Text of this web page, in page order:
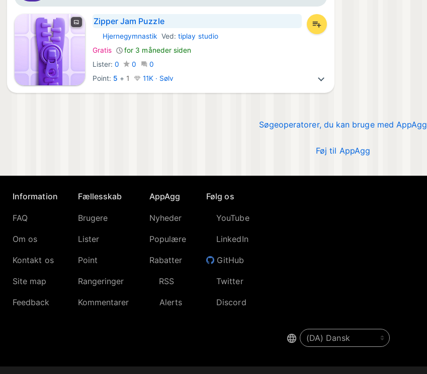
Zipper Jam Puzzle
iOS Spil:
Hjernegymnastik Ved:tiplay studio
Gratis
for 3 måneder siden
Lister:0 0
0
Point: 5 + 1 11K · Sølv
Søgeoperatorer, du kan bruge med AppAgg
Føj til AppAgg
Information
FAQ
Om os
Kontakt os
Site map
Feedback
Fællesskab
Brugere
Lister
Point
Rangeringer
Kommentarer
AppAgg
Nyheder
Populære
Rabatter
RSS
Alerts
Følg os
YouTube
LinkedIn
GitHub
Twitter
Discord